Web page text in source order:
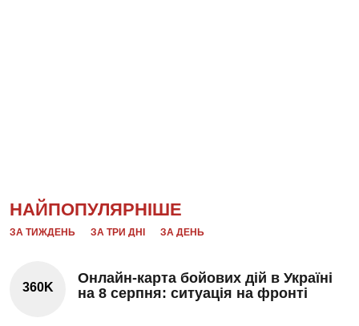
НАЙПОПУЛЯРНІШЕ
ЗА ТИЖДЕНЬ ЗА ТРИ ДНІ ЗА ДЕНЬ
360K
Онлайн-карта бойових дій в Україні
на 8 серпня: ситуація на фронті